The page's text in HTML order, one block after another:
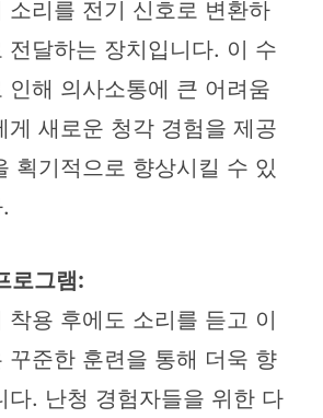
소리를 전기 신호로 변환하
전달하는 장치입니다. 이 수
인해 의사소통에 큰 어려움
게 새로운 청각 경험을 제공
획기적으로 향상시킬 수 있
로그램:
착용 후에도 소리를 듣고 이
꾸준한 훈련을 통해 더욱 향
다. 난청 경험자들을 위한 다